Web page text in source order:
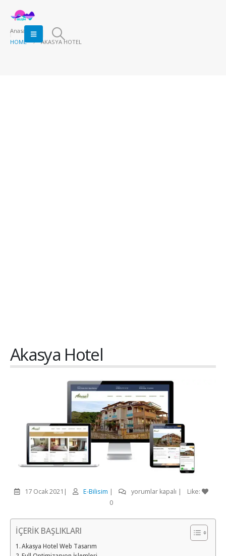
Anasayfa
HOME
AKASYA HOTEL
Akasya Hotel
17 Ocak 2021 E-Bilisim
Akasya
yorumlar kapalı
Like:
0
İÇERİK BAŞLIKLARI
Akasya Hotel Web Tasarım